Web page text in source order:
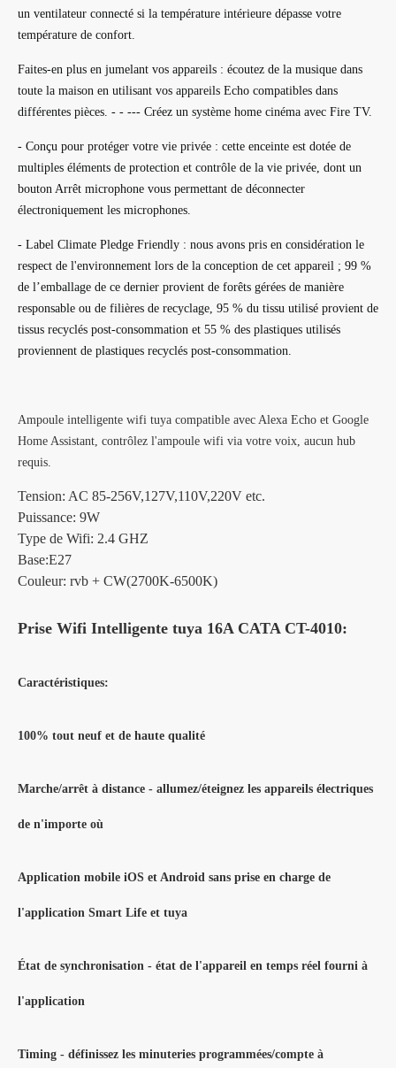
un ventilateur connecté si la température intérieure dépasse votre
température de confort.
Faites-en plus en jumelant vos appareils : écoutez de la musique dans
toute la maison en utilisant vos appareils Echo compatibles dans
différentes pièces. - - --- Créez un système home cinéma avec Fire TV.
- Conçu pour protéger votre vie privée : cette enceinte est dotée de
multiples éléments de protection et contrôle de la vie privée, dont un
bouton Arrêt microphone vous permettant de déconnecter
électroniquement les microphones.
- Label Climate Pledge Friendly : nous avons pris en considération le
respect de l'environnement lors de la conception de cet appareil ; 99 %
de l’emballage de ce dernier provient de forêts gérées de manière
responsable ou de filières de recyclage, 95 % du tissu utilisé provient de
tissus recyclés post-consommation et 55 % des plastiques utilisés
proviennent de plastiques recyclés post-consommation.
Ampoule intelligente wifi tuya compatible avec Alexa Echo et Google
Home Assistant, contrôlez l'ampoule wifi via votre voix, aucun hub
requis.
Tension: AC 85-256V,127V,110V,220V etc.
Puissance: 9W
Type de Wifi: 2.4 GHZ
Base:E27
Couleur: rvb + CW(2700K-6500K)
Prise Wifi Intelligente tuya 16A CATA CT-4010:
Caractéristiques:
100% tout neuf et de haute qualité
Marche/arrêt à distance - allumez/éteignez les appareils électriques
de n'importe où
Application mobile iOS et Android sans prise en charge de
l'application Smart Life et tuya
État de synchronisation - état de l'appareil en temps réel fourni à
l'application
Timing - définissez les minuteries programmées/compte à